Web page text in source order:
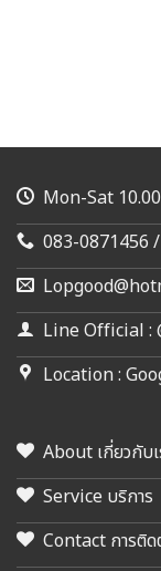
Mon-Sat
083-0871456
Line Official :
Location :
About เกี่ยวกับเ
Service บริการ
Contact การติด